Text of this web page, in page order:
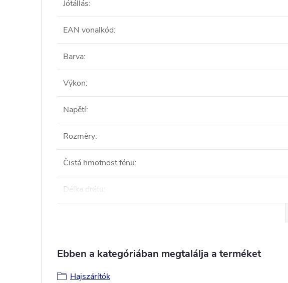
Jótállás:
EAN vonalkód:
Barva:
Výkon:
Napětí:
Rozměry:
Čistá hmotnost fénu:
Délka drátu :
Ebben a kategóriában megtalálja a terméket
Hajszárítók